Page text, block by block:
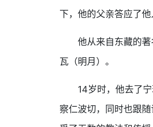
下，他的父亲答应了他
他从来自东藏的著
瓦（明月）。
14岁时，他去了宁
察仁波切，同时也跟